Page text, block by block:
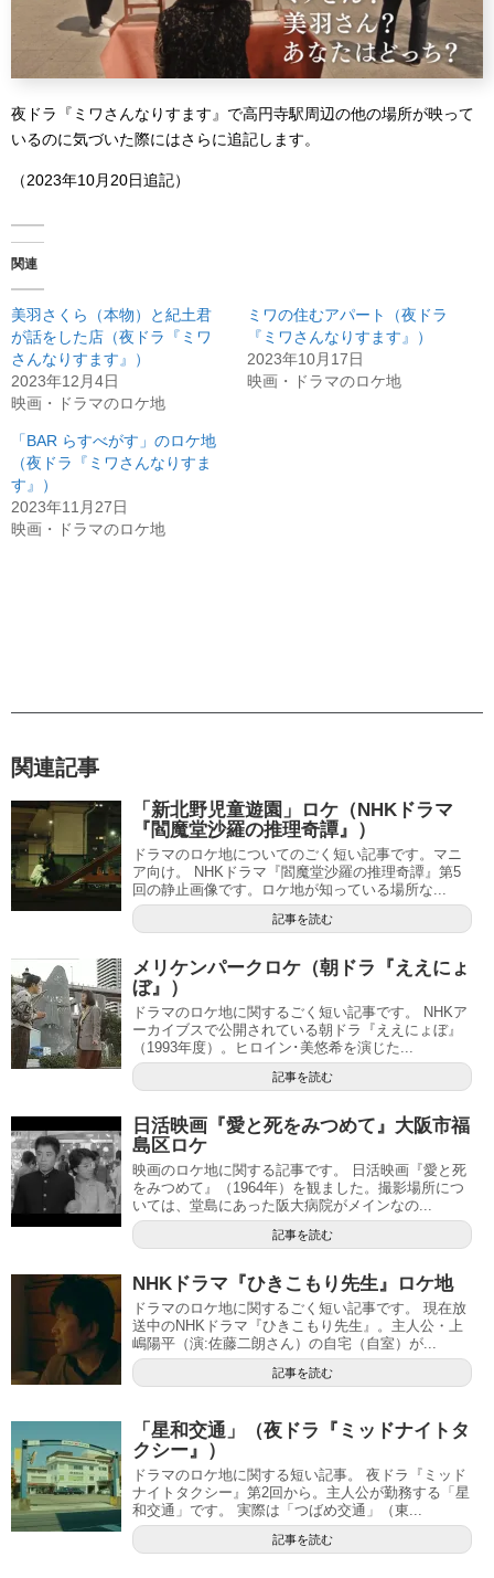
夜ドラ『ミワさんなりすます』で高円寺駅周辺の他の場所が映って
いるのに気づいた際にはさらに追記します。
（2023年10月20日追記）
関連
美羽さくら（本物）と紀土君
が話をした店（夜ドラ『ミワ
さんなりすます』）
2023年12月4日
映画・ドラマのロケ地
ミワの住むアパート（夜ドラ
『ミワさんなりすます』）
2023年10月17日
映画・ドラマのロケ地
「BAR らすべがす」のロケ地
（夜ドラ『ミワさんなりすま
す』）
2023年11月27日
映画・ドラマのロケ地
関連記事
「新北野児童遊園」ロケ（NHKドラマ
『閻魔堂沙羅の推理奇譚』）
ドラマのロケ地についてのごく短い記事です。マニ
ア向け。 NHKドラマ『閻魔堂沙羅の推理奇譚』第5
回の静止画像です。ロケ地が知っている場所な...
記事を読む
メリケンパークロケ（朝ドラ『ええにょ
ぼ』）
ドラマのロケ地に関するごく短い記事です。 NHKア
ーカイブスで公開されている朝ドラ『ええにょぼ』
（1993年度）。ヒロイン･美悠希を演じた...
記事を読む
日活映画『愛と死をみつめて』大阪市福
島区ロケ
映画のロケ地に関する記事です。 日活映画『愛と死
をみつめて』（1964年）を観ました。撮影場所につ
いては、堂島にあった阪大病院がメインなの...
記事を読む
NHKドラマ『ひきこもり先生』ロケ地
ドラマのロケ地に関するごく短い記事です。 現在放
送中のNHKドラマ『ひきこもり先生』。主人公・上
嶋陽平（演:佐藤二朗さん）の自宅（自室）が...
記事を読む
「星和交通」（夜ドラ『ミッドナイトタ
クシー』）
ドラマのロケ地に関する短い記事。 夜ドラ『ミッド
ナイトタクシー』第2回から。主人公が勤務する「星
和交通」です。 実際は「つばめ交通」（東...
記事を読む